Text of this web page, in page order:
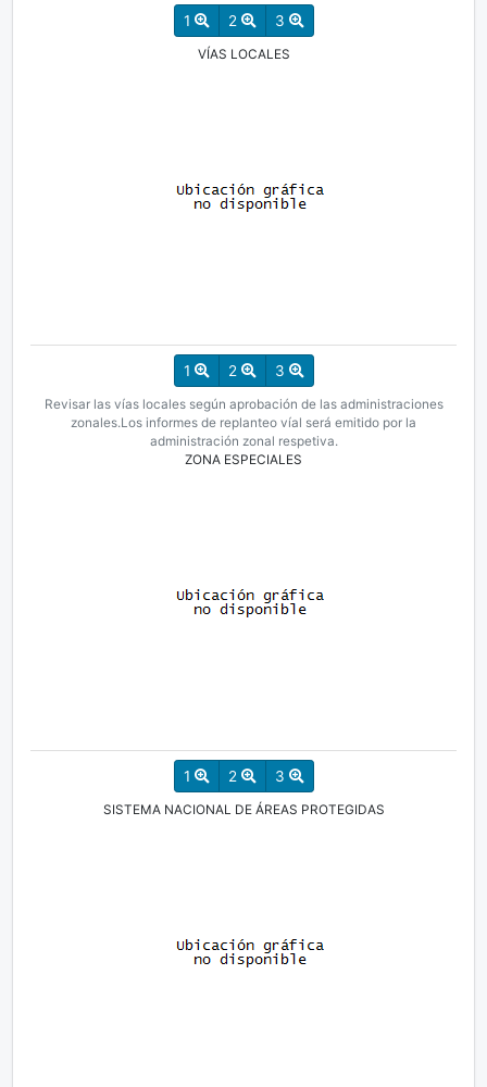
1 2 3
VÍAS LOCALES
1 2 3
Revisar las vías locales según aprobación de las administraciones
zonales.Los informes de replanteo víal será emitido por la
administración zonal respetiva.
ZONA ESPECIALES
1 2 3
SISTEMA NACIONAL DE ÁREAS PROTEGIDAS